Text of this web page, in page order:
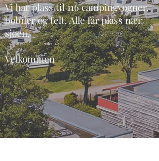
Vi har plass til 116 campingvogner,
bobiler og telt. Alle får plass nær
sjøen,
Velkommen